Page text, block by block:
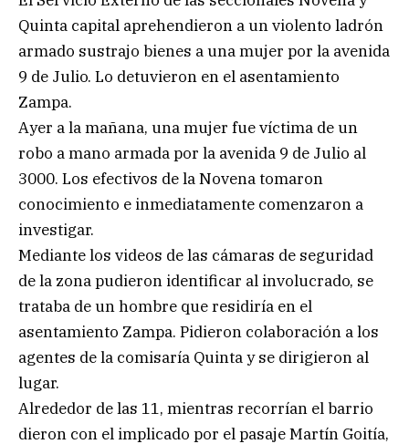
Quinta capital aprehendieron a un violento ladrón
armado sustrajo bienes a una mujer por la avenida
9 de Julio. Lo detuvieron en el asentamiento
Zampa.
Ayer a la mañana, una mujer fue víctima de un
robo a mano armada por la avenida 9 de Julio al
3000. Los efectivos de la Novena tomaron
conocimiento e inmediatamente comenzaron a
investigar.
Mediante los videos de las cámaras de seguridad
de la zona pudieron identificar al involucrado, se
trataba de un hombre que residiría en el
asentamiento Zampa. Pidieron colaboración a los
agentes de la comisaría Quinta y se dirigieron al
lugar.
Alrededor de las 11, mientras recorrían el barrio
dieron con el implicado por el pasaje Martín Goitía,